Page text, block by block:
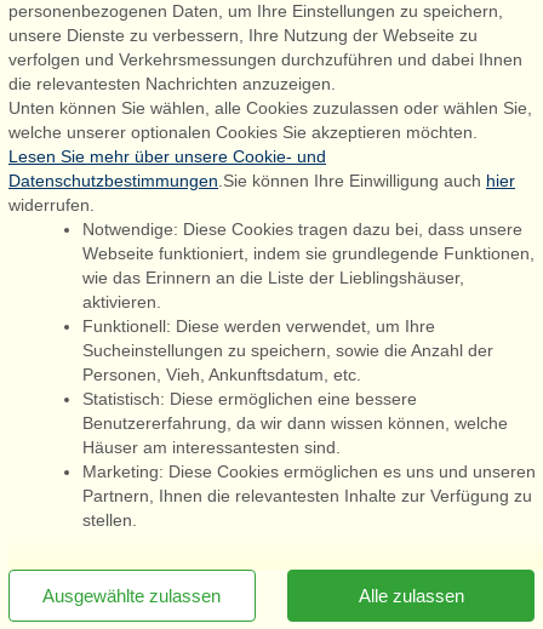
Admiral Strand Feriehuse, Lønne
Houstrupvej 170, Lønne
6830 Nørre Nebel
booking@admiralstrand.com
+45 70 60 87 78
Følg os på: Facebook
Admiral Strand Feriehuse ApS | CVR 27 23 39 10 |
Newsletter jetzt abonnieren [x]
Sie sind hier: Hasmark, Nordfyn, Dänemark, Ferienhaus 45975, 4
personenbezogenen Daten, um Ihre Einstellungen zu speichern,
unsere Dienste zu verbessern, Ihre Nutzung der Webseite zu
verfolgen und Verkehrsmessungen durchzuführen und dabei Ihnen
die relevantesten Nachrichten anzuzeigen.
Unten können Sie wählen, alle Cookies zuzulassen oder wählen Sie,
welche unserer optionalen Cookies Sie akzeptieren möchten.
Lesen Sie mehr über unsere Cookie- und
Datenschutzbestimmungen .Sie können Ihre Einwilligung auch hier
widerrufen.
Notwendige: Diese Cookies tragen dazu bei, dass unsere
Webseite funktioniert, indem sie grundlegende Funktionen,
wie das Erinnern an die Liste der Lieblingshäuser,
aktivieren.
Funktionell: Diese werden verwendet, um Ihre
Sucheinstellungen zu speichern, sowie die Anzahl der
Personen, Vieh, Ankunftsdatum, etc.
Statistisch: Diese ermöglichen eine bessere
Benutzererfahrung, da wir dann wissen können, welche
Häuser am interessantesten sind.
Marketing: Diese Cookies ermöglichen es uns und unseren
Partnern, Ihnen die relevantesten Inhalte zur Verfügung zu
stellen.
Alle zulassen
Ausgewählte zulassen